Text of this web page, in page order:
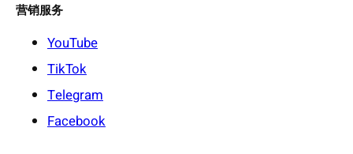
营销服务
YouTube
TikTok
Telegram
Facebook